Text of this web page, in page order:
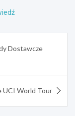
Dostawcze
UCI World Tour